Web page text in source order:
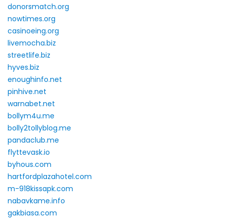
donorsmatch.org
nowtimes.org
casinoeing.org
livemocha.biz
streetlife.biz
hyves.biz
enoughinfo.net
pinhive.net
warnabet.net
bollym4u.me
bolly2tollyblog.me
pandaclub.me
flyttevask.io
byhous.com
hartfordplazahotel.com
m-918kissapk.com
nabavkame.info
gakbiasa.com